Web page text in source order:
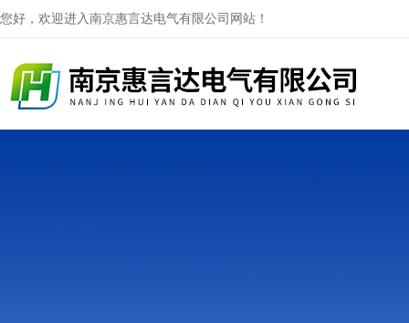
您好，欢迎进入南京惠言达电气有限公司网站！